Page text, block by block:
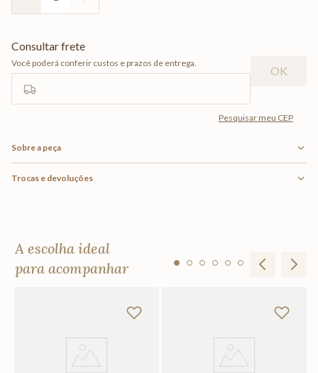
Sobre a peça
Trocas e devoluções
A escolha ideal
para acompanhar